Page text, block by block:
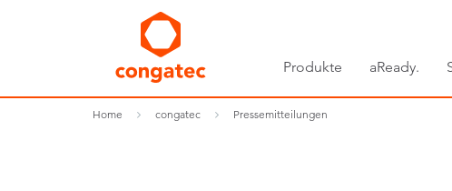
Produkte aReady.
Home congatec Pressemitteilungen